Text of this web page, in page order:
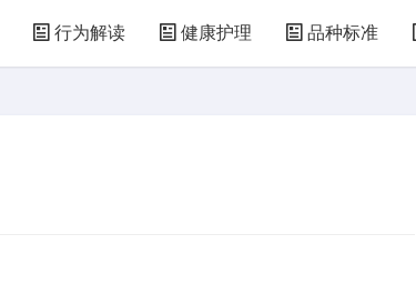
行为解读 健康护理 品种标准